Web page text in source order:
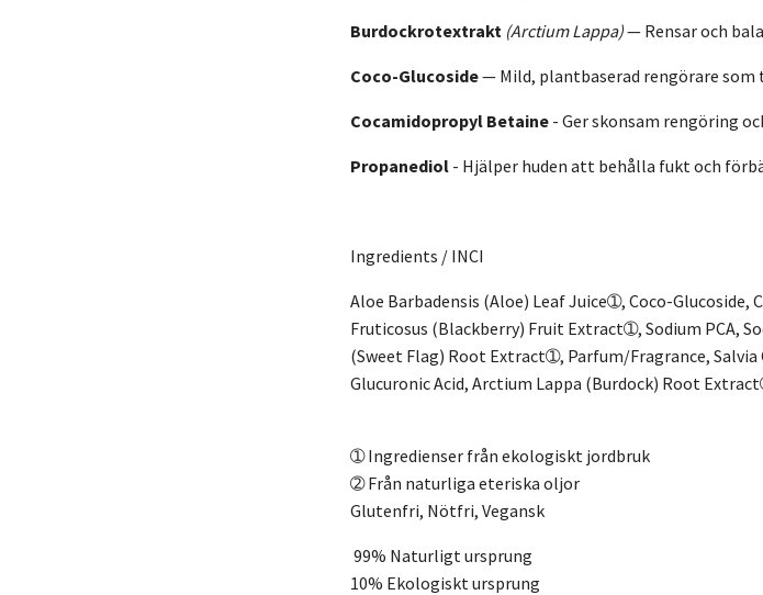
Burdockrotextrakt (Arctium Lappa)— Rensar och
Coco-Glucoside— Mild, plantbaserad rengörare
Cocamidopropyl Betaine - Ger skonsam rengöring
Propanediol - Hjälper huden att behålla fukt och
Ingredients / INCI
Aloe Barbadensis (Aloe) Leaf Juice➀, Coco-
Fruticosus (Blackberry) Fruit Extract➀, Sodium PCA,
(Sweet Flag) Root Extract➀, Parfum/Fragrance,
Glucuronic Acid, Arctium Lappa (Burdock) Root
➀ Ingredienser från ekologiskt jordbruk
➁ Från naturliga eteriska oljor
Glutenfri, Nötfri, Vegansk
99% Naturligt ursprung
10% Ekologiskt ursprung